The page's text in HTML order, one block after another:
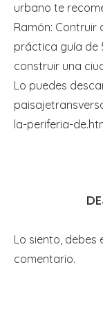
urbano te
Ramón: Contruir
práctica guía de
construir una
Lo puedes
la-periferia-
Lo siento, debes
comentario.